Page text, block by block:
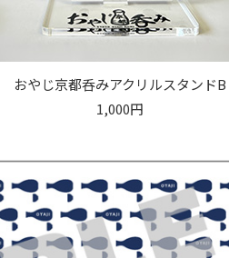
おやじ京都呑みアクリルスタンドB
1,000円